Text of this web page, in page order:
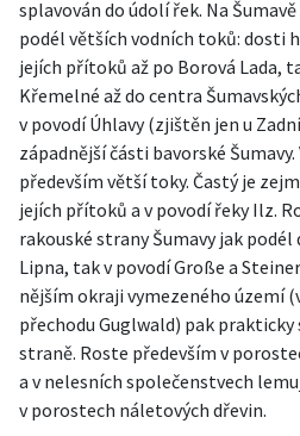
splavován do údolí řek. Na
podél větších vodních toků: dosti
jejích přítoků až po Borová Lada,
Křemelné až do centra
v povodí Úhlavy (zjištěn jen u
západnější části bavorské
především větší toky. Častý je
jejích přítoků a v povodí řeky Ilz.
rakouské strany Šumavy jak
Lipna, tak v povodí Große a
nějším okraji vymezeného území
přechodu Guglwald) pak prakticky
straně. Roste především v
a v nelesních společenstvech
v porostech náletových dřevin.